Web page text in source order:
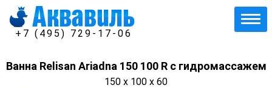
+7 (495) 729-17-06
Ванна Relisan Ariadna 150 100 R с гидромассажем
150 x 100 x 60